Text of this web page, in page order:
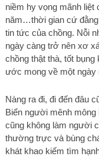
niềm hy vọng mãnh liệt
năm…thời gian cứ đằng
tin tức của chồng. Nỗi
ngày càng trở nên xơ
chồng thật thà, tốt
ước mong về một ngày
Nàng ra đi, đi đến đâu
Biển người mênh mông
cũng không làm người
thường trực và bùng
khát khao kiếm tìm